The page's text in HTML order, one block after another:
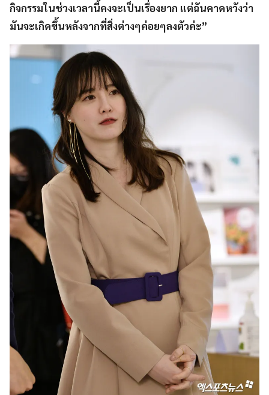
กิจกรรมในช่วงเวลานี้คงจะเป็นเรื่องยาก แต่ฉันคาดหวังว่า
มันจะเกิดขึ้นหลังจากที่สิ่งต่างๆค่อยๆลงตัวค่ะ”